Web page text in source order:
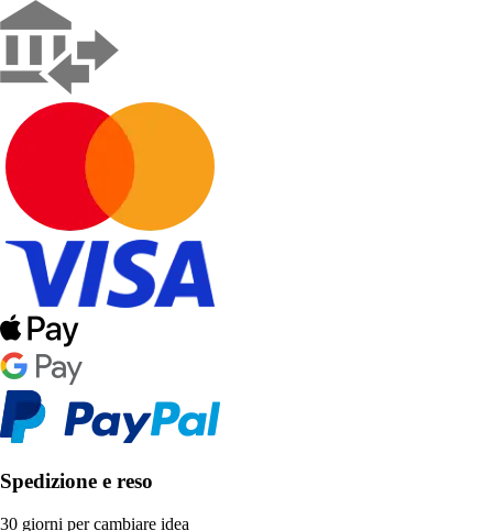
Spedizione e reso
30 giorni per cambiare idea